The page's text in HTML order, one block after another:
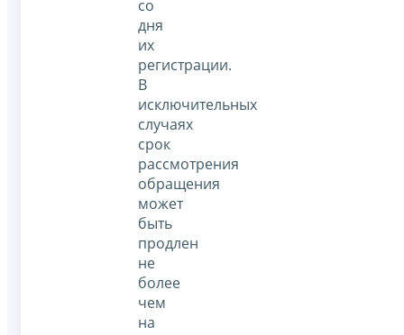
со
дня
их
регистрации.
В
исключительных
случаях
срок
рассмотрения
обращения
может
быть
продлен
не
более
чем
на